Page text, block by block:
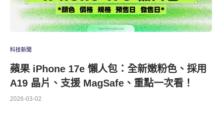
科技新聞
蘋果 iPhone 17e 懶人包：全新嫩粉色、採用
A19 晶片、支援 MagSafe、重點一次看！
2026-03-02